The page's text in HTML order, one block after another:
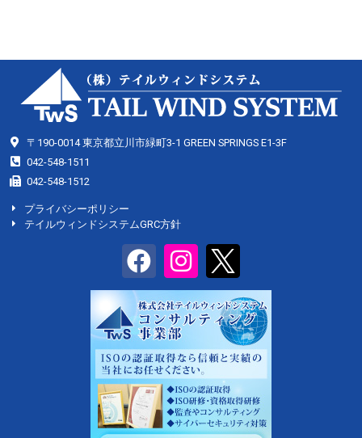
〒190-0014 東京都立川市緑町3-1 GREEN SPRINGS E1-3F
042-548-1511
042-548-1512
プライバシーポリシー
テイルウィンドシステムGRC方針